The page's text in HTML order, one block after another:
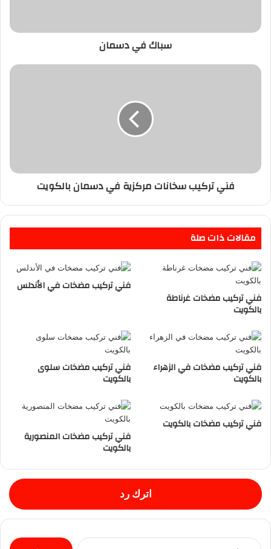
سباك في دسمان
فني تركيب سخانات مركزية في دسمان بالكويت
مقالات ذات صلة
فني تركيب مضخات غرناطة
بالكويت
فني تركيب مضخات في الأندلس
فني تركيب مضخات في الزهراء
بالكويت
فني تركيب مضخات سلوى
بالكويت
فني تركيب مضخات بالكويت
فني تركيب مضخات المنصورية
بالكويت
اترك رد